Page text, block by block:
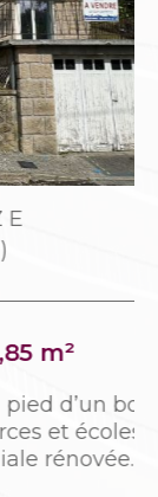
bourg
écoles, ce